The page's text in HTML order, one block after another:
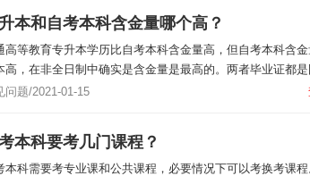
本和自考本科含金量哪个高？
高等教育专升本学历比自考本科含金量高，但自考本科含
高，在非全日制中确实是含金量是最高的。两者毕业证都
问题/2021-01-15
本科要考几门课程？
本科需要考专业课和公共课程，必要情况下可以考换考课程